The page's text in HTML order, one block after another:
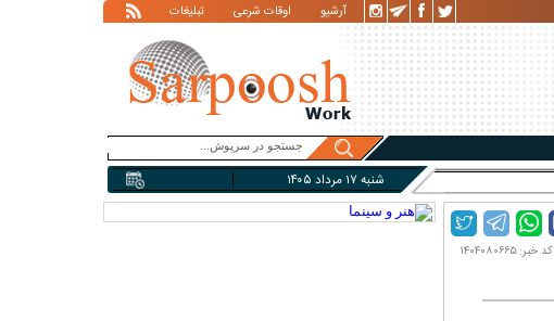
تبلیغات اوقات شرعی آرشیو
شنبه ۱۷ مرداد ۱۴۰۵
کد خبر: ۱۴۰۴۰۸۰۶۶۵